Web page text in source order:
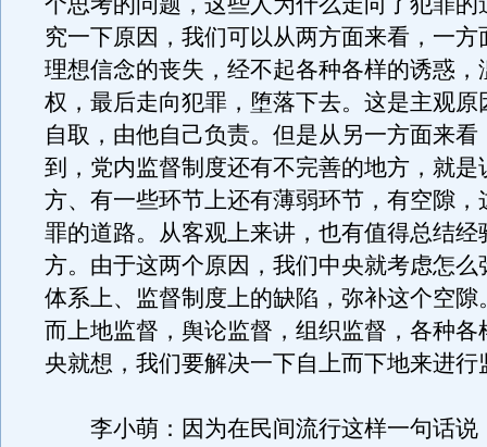
究一下原因，我们可以从两方面来看，一方
理想信念的丧失，经不起各种各样的诱惑，
权，最后走向犯罪，堕落下去。这是主观原
自取，由他自己负责。但是从另一方面来看
到，党内监督制度还有不完善的地方，就是
方、有一些环节上还有薄弱环节，有空隙，
罪的道路。从客观上来讲，也有值得总结经
方。由于这两个原因，我们中央就考虑怎么
体系上、监督制度上的缺陷，弥补这个空隙
而上地监督，舆论监督，组织监督，各种各
央就想，我们要解决一下自上而下地来进行
李小萌：因为在民间流行这样一句话说